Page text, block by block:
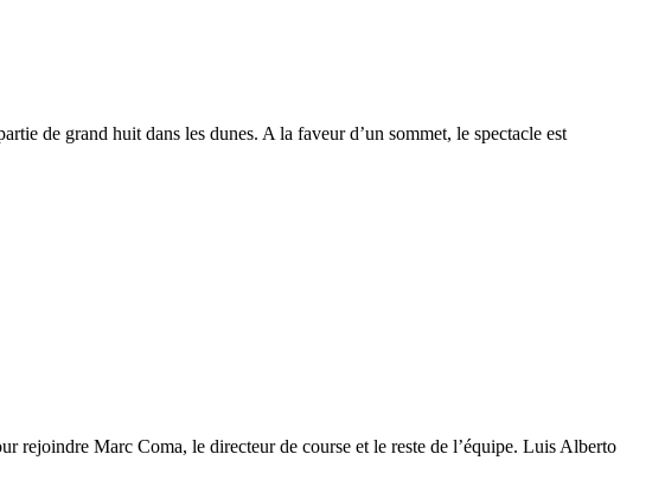
de grand huit dans les dunes. A la faveur d’un sommet, le spectacle est
rejoindre Marc Coma, le directeur de course et le reste de l’équipe. Luis Alberto